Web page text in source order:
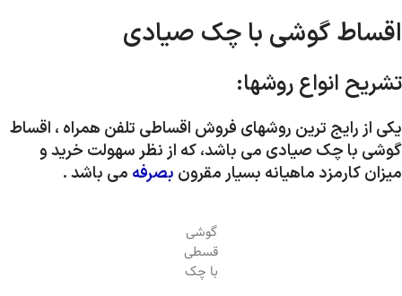
اقساط گوشی با چک صیادی
تشریح انواع روشها:
یکی از رایج ترین روشهای فروش اقساطی تلفن همراه ، اقساط
گوشی با چک صیادی می باشد، که از نظر سهولت خرید و
میزان کارمزد ماهیانه بسیار مقرون بصرفه می باشد .
گوشی
قسطی
با چک